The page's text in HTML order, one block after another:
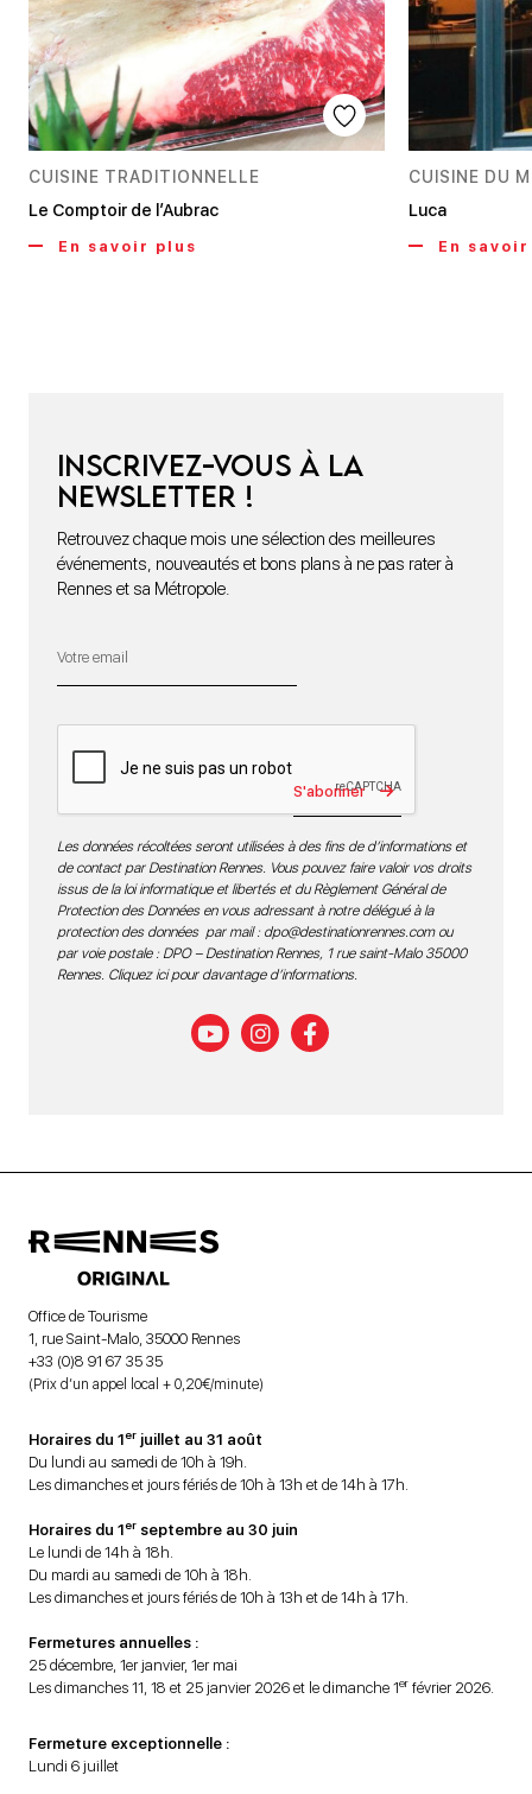
CUISINE TRADITIONNELLE
Le Comptoir de l’Aubrac
En savoir plus
CUISINE DU
Luca
En
Inscrivez-vous à la
newsletter !
Retrouvez chaque mois une sélection des meilleures
événements, nouveautés et bons plans à ne pas rater à
Rennes et sa Métropole.
S'abonner
Les données récoltées seront utilisées à des fins de d’informations et
de contact par Destination Rennes. Vous pouvez faire valoir vos droits
issus de la loi informatique et libertés et du Règlement Général de
Protection des Données en vous adressant à notre délégué à la
protection des données par mail : dpo@destinationrennes.comou
par voie postale : DPO – Destination Rennes, 1 rue saint-Malo 35000
Rennes. Cliquez ici pour davantage d’informations.
Office de Tourisme
1, rue Saint-Malo, 35000 Rennes
+33 (0)8 91 67 35 35
(Prix d’un appel local + 0,20€/minute)
Horaires du 1er juillet au 31 août
Du lundi au samedi de 10h à 19h.
Les dimanches et jours fériés de 10h à 13h et de 14h à 17h.
Horaires du 1er septembre au 30 juin
Le lundi de 14h à 18h.
Du mardi au samedi de 10h à 18h.
Les dimanches et jours fériés de 10h à 13h et de 14h à 17h.
Fermetures annuelles :
25 décembre, 1er janvier, 1er mai
Les dimanches 11, 18 et 25 janvier 2026 et le dimanche 1er février 2026.
Fermeture exceptionnelle :
Lundi 6 juillet